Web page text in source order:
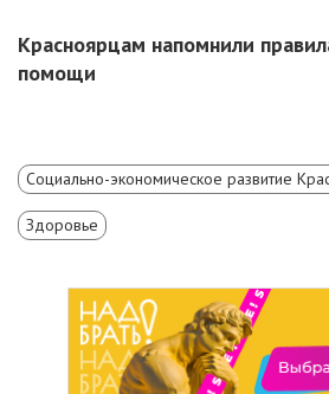
Красноярцам напомнили
помощи
Социально-экономическое развитие
Здоровье